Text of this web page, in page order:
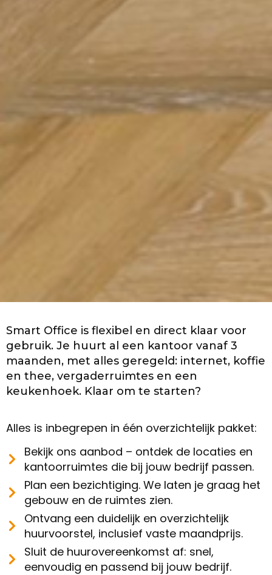
Smart Office is flexibel en direct klaar voor
gebruik. Je huurt al een kantoor vanaf 3
maanden, met alles geregeld: internet, koffie
en thee, vergaderruimtes en een
keukenhoek. Klaar om te starten?
Alles is inbegrepen in één overzichtelijk pakket:
Bekijk ons aanbod – ontdek de locaties en
kantoorruimtes die bij jouw bedrijf passen.
Plan een bezichtiging. We laten je graag het
gebouw en de ruimtes zien.
Ontvang een duidelijk en overzichtelijk
huurvoorstel, inclusief vaste maandprijs.
Sluit de huurovereenkomst af: snel,
eenvoudig en passend bij jouw bedrijf.